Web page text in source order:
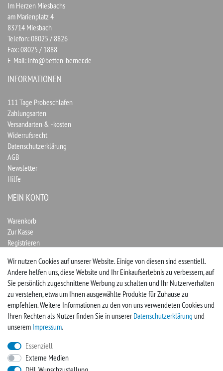
Im Herzen Miesbachs
am Marienplatz 4
83714 Miesbach
Telefon: 08025 / 8826
Fax: 08025 / 1888
E-Mail: info@betten-berner.de
INFORMATIONEN
111 Tage Probeschlafen
Zahlungsarten
Versandarten & -kosten
Widerrufsrecht
Datenschutzerklärung
AGB
Newsletter
Hilfe
MEIN KONTO
Warenkorb
Zur Kasse
Registrieren
Vertrag widerrufen
UNTERNEHMEN
Kontakt
Impressum
FACEBOOK
Wir nutzen Cookies auf unserer Website. Einige von diesen sind essentiell.
Andere helfen uns, diese Website und Ihr Einkaufserlebnis zu verbessern, auf
Sie persönlich zugeschnittene Werbung zu schalten und Ihr Nutzerverhalten
zu verstehen, etwa um Ihnen ausgewählte Produkte für Zuhause zu
empfehlen. Weitere Informationen zu den von uns verwendeten Cookies und
Ihren Rechten als Nutzer finden Sie in unsererDaten­schutz­erklärung und
unserem Impressum.
Essenziell
Externe Medien